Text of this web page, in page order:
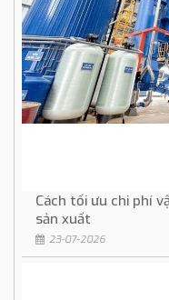
Cách tối ưu chi phí
sản xuất
23-07-2026